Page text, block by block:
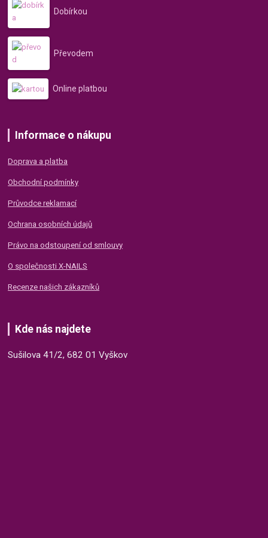
Dobírkou
Převodem
Online platbou
Informace o nákupu
Doprava a platba
Obchodní podmínky
Průvodce reklamací
Ochrana osobních údajů
Právo na odstoupení od smlouvy
O společnosti X-NAILS
Recenze našich zákazníků
Kde nás najdete
Sušilova 41/2, 682 01 Vyškov